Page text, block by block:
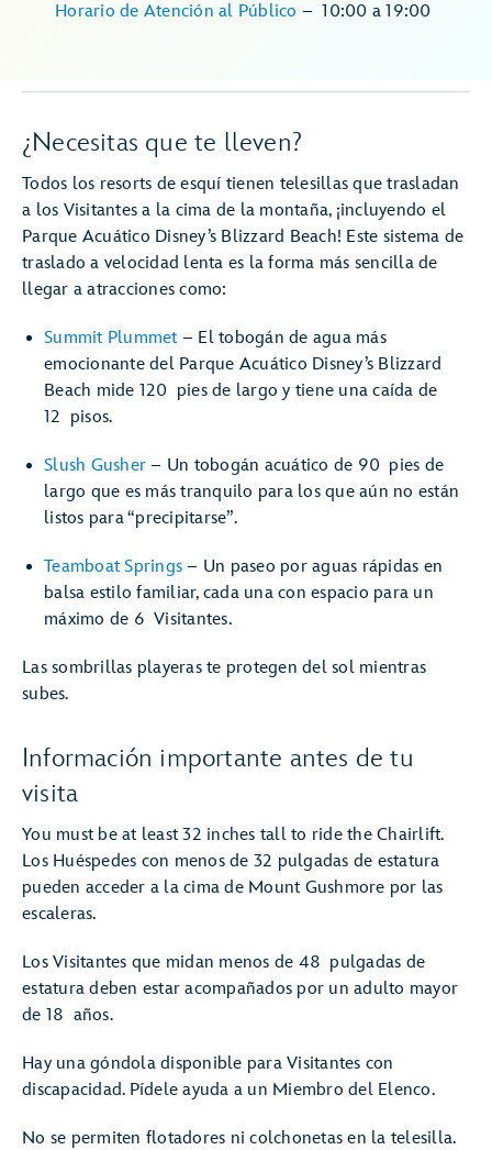
Horario de Atención al Público –10:00 a 19:00
¿Necesitas que te lleven?
Todos los resorts de esquí tienen telesillas que trasladan
a los Visitantes a la cima de la montaña, ¡incluyendo el
Parque Acuático Disney’s Blizzard Beach! Este sistema de
traslado a velocidad lenta es la forma más sencilla de
llegar a atracciones como:
Summit Plummet – El tobogán de agua más
emocionante del Parque Acuático Disney’s Blizzard
Beach mide 120 pies de largo y tiene una caída de
12 pisos.
Slush Gusher – Un tobogán acuático de 90 pies de
largo que es más tranquilo para los que aún no están
listos para “precipitarse”.
Teamboat Springs– Un paseo por aguas rápidas en
balsa estilo familiar, cada una con espacio para un
máximo de 6 Visitantes.
Las sombrillas playeras te protegen del sol mientras
subes.
Información importante antes de tu
visita
You must be at least 32 inches tall to ride the Chairlift.
Los Huéspedes con menos de 32 pulgadas de estatura
pueden acceder a la cima de Mount Gushmore por las
escaleras.
Los Visitantes que midan menos de 48 pulgadas de
estatura deben estar acompañados por un adulto mayor
de 18 años.
Hay una góndola disponible para Visitantes con
discapacidad. Pídele ayuda a un Miembro del Elenco.
No se permiten flotadores ni colchonetas en la telesilla.